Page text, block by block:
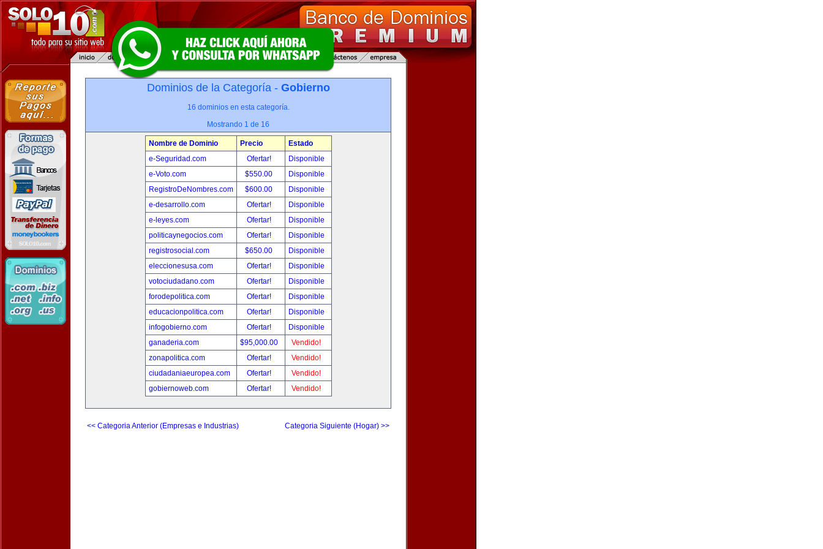
Dominios de la Categoría - Gobierno
16 dominios en esta categoría.
Mostrando 1 de 16
Nombre de Dominio Precio
Estado
e-Seguridad.com
Ofertar!
Disponible
e-Voto.com
$550.00
Disponible
RegistroDeNombres.com
$600.00
Disponible
e-desarrollo.com
Ofertar!
Disponible
e-leyes.com
Ofertar!
Disponible
politicaynegocios.com
Ofertar!
Disponible
registrosocial.com
$650.00
Disponible
eleccionesusa.com
Ofertar!
Disponible
votociudadano.com
Ofertar!
Disponible
forodepolitica.com
Ofertar!
Disponible
educacionpolitica.com
Ofertar!
Disponible
infogobierno.com
Ofertar!
Disponible
ganaderia.com
$95,000.00
Vendido!
zonapolitica.com
Ofertar!
Vendido!
ciudadaniaeuropea.com
Ofertar!
Vendido!
gobiernoweb.com
Ofertar! Vendido!
<< Categoria Anterior (Empresas e Industrias) Categoria Siguiente (Hogar) >>